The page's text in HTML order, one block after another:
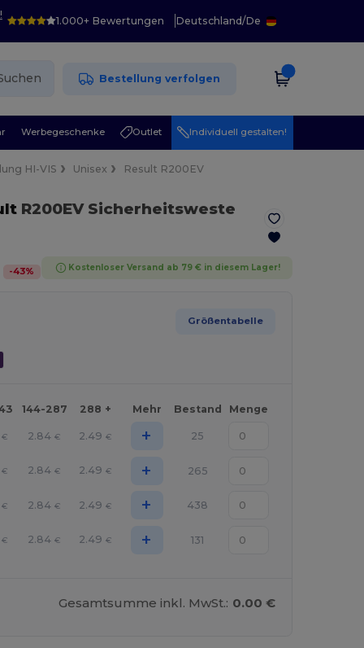
1.000+ Bewertungen Deutschland/De
Bestellung verfolgen
Werbegeschenke Outlet Individuell gestalten!
HI-VIS Unisex Result R200EV
R200EV Sicherheitsweste
-43% Kostenloser Versand ab 79 € in diesem Lager!
Größentabelle
144-287 288 + Mehr Bestand Menge
€ 2.84 € 2.49 € + 25
€ 2.84 € 2.49 € + 265
€ 2.84 € 2.49 € + 438
€ 2.84 € 2.49 € + 131
Gesamtsumme inkl. MwSt.: 0.00 €